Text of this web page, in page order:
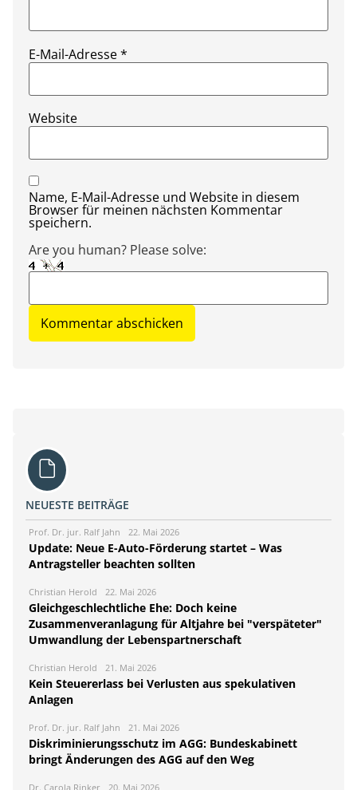
E-Mail-Adresse*
Website
Name, E-Mail-Adresse und Website in diesem
Browser für meinen nächsten Kommentar
speichern.
Are you human? Please solve:
NEUESTE BEITRÄGE
Prof. Dr. jur. Ralf Jahn 22. Mai 2026
Update: Neue E-Auto-Förderung startet – Was
Antragsteller beachten sollten
Christian Herold 22. Mai 2026
Gleichgeschlechtliche Ehe: Doch keine
Zusammenveranlagung für Altjahre bei "verspäteter"
Umwandlung der Lebenspartnerschaft
Christian Herold 21. Mai 2026
Kein Steuererlass bei Verlusten aus spekulativen
Anlagen
Prof. Dr. jur. Ralf Jahn 21. Mai 2026
Diskriminierungsschutz im AGG: Bundeskabinett
bringt Änderungen des AGG auf den Weg
Dr. Carola Rinker 20. Mai 2026